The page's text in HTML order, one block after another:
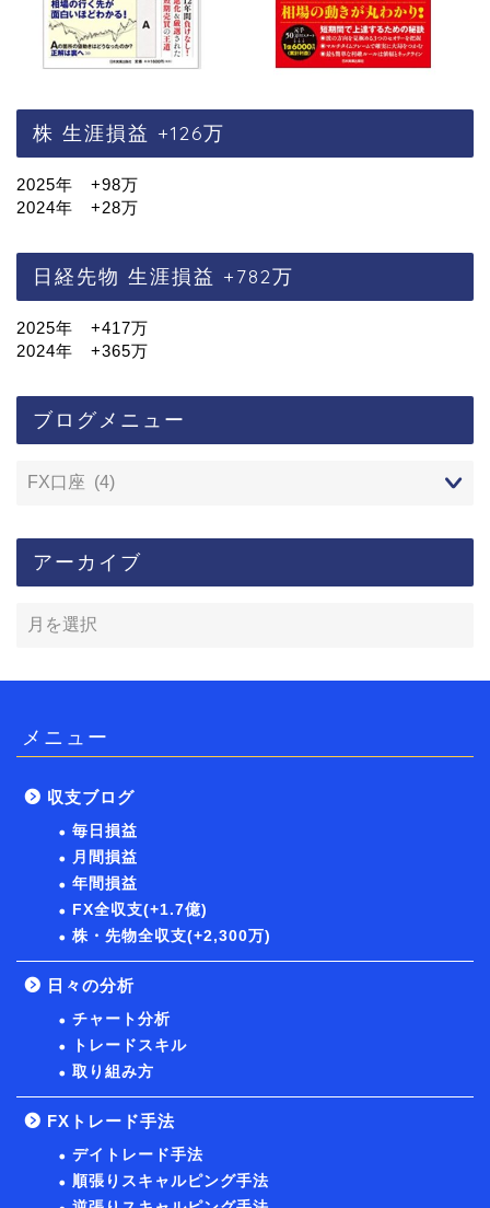
株 生涯損益 +126万
2025年 +98万
2024年 +28万
日経先物 生涯損益 +782万
2025年 +417万
2024年 +365万
ブログメニュー
アーカイブ
メニュー
収支ブログ
毎日損益
月間損益
年間損益
FX全収支(+1.7億)
株・先物全収支(+2,300万)
日々の分析
チャート分析
トレードスキル
取り組み方
FXトレード手法
デイトレード手法
順張りスキャルピング手法